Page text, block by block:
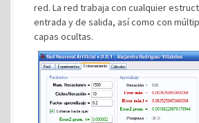
red. La red trabaja con cualquier
entrada y de salida, así como con
capas ocultas.